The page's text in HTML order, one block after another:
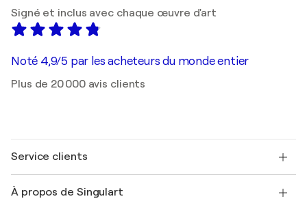
Signé et inclus avec chaque œuvre d'art
Noté 4,9/5 par les acheteurs du monde entier
Plus de 20 000 avis clients
Service clients
Expédition
À propos de Singulart